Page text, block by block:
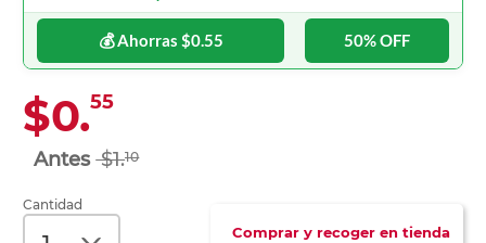
💰 Ahorras $0.55 50% OFF
$0.55
$1.10
Cantidad
Comprar y recoger en tienda